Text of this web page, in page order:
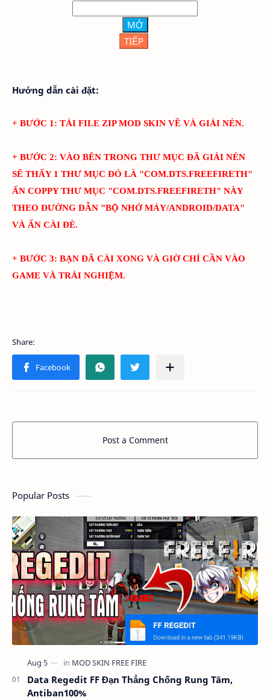
MỞ
TIẾP
Hướng dẫn cài đặt:
+ BƯỚC 1: TẢI FILE ZIP MOD SKIN VỀ VÀ GIẢI NÉN.
+ BƯỚC 2: VÀO BÊN TRONG THƯ MỤC ĐÃ GIẢI NÉN
SẼ THẤY 1 THƯ MỤC ĐÓ LÀ "COM.DTS.FREEFIRETH"
ẤN COPPY THƯ MỤC "COM.DTS.FREEFIRETH" NÀY
THEO ĐƯỜNG DẪN "BỘ NHỚ MÁY/ANDROID/DATA"
VÀ ẤN CÀI ĐÈ.
+ BƯỚC 3: BẠN ĐÃ CÀI XONG VÀ GIỜ CHỈ CẦN VÀO
GAME VÀ TRẢI NGHIỆM.
Post a Comment
Popular Posts
Data Regedit FF Đạn Thẳng Chống Rung Tâm,
Antiban100%